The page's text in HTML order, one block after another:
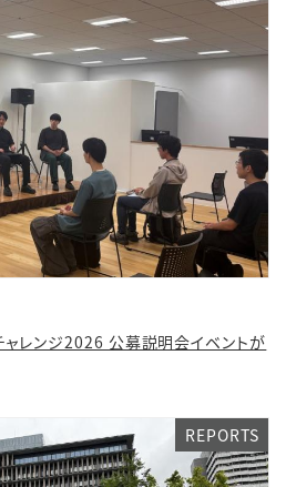
ャレンジ2026 公募説明会イベントが
REPORTS